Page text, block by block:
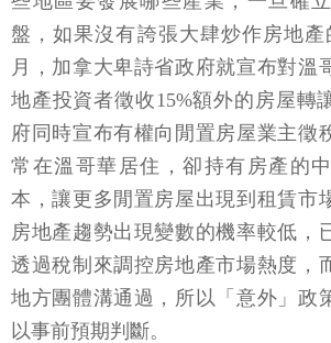
盤，如果沒有誇張大肆炒作房地產
月，加拿大卑詩省政府就宣布對溫
地產投資者徵收15%額外的房屋轉
府同時宣布有權向閒置房屋業主徵
常在溫哥華居住，卻持有房產的
本，讓更多閒置房屋出現到租賃市
房地產趨勢出現變數的機率較低，
透過稅制來調控房地產市場熱度，
地方團體溝通過，所以「意外」政
以事前預期判斷。